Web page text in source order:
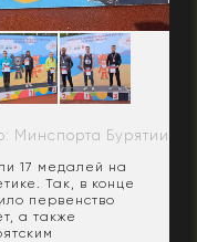
Минспорта Бурятии
17 медалей на
Так, в конце
первенство
а также